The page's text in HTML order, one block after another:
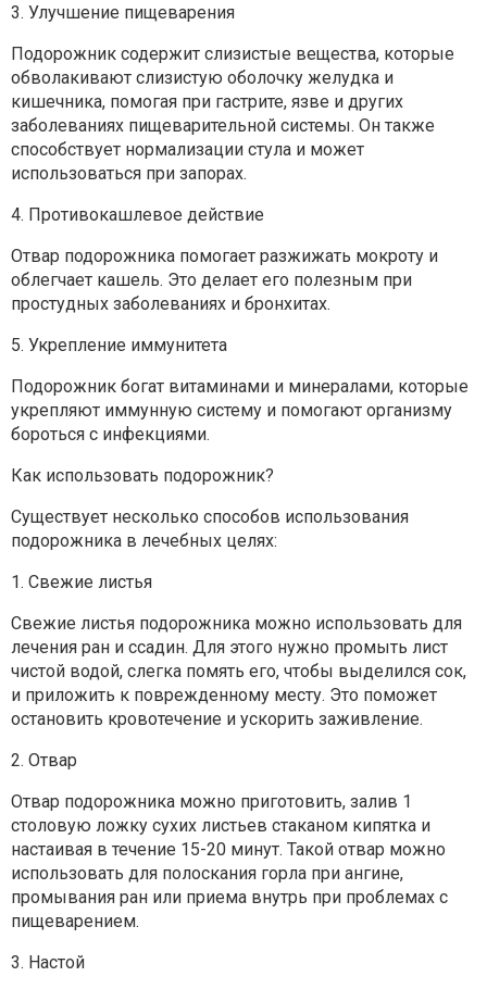
3. Улучшение пищеварения
Подорожник содержит слизистые вещества, которые
обволакивают слизистую оболочку желудка и
кишечника, помогая при гастрите, язве и других
заболеваниях пищеварительной системы. Он также
способствует нормализации стула и может
использоваться при запорах.
4. Противокашлевое действие
Отвар подорожника помогает разжижать мокроту и
облегчает кашель. Это делает его полезным при
простудных заболеваниях и бронхитах.
5. Укрепление иммунитета
Подорожник богат витаминами и минералами, которые
укрепляют иммунную систему и помогают организму
бороться с инфекциями.
Как использовать подорожник?
Существует несколько способов использования
подорожника в лечебных целях:
1. Свежие листья
Свежие листья подорожника можно использовать для
лечения ран и ссадин. Для этого нужно промыть лист
чистой водой, слегка помять его, чтобы выделился сок,
и приложить к поврежденному месту. Это поможет
остановить кровотечение и ускорить заживление.
2. Отвар
Отвар подорожника можно приготовить, залив 1
столовую ложку сухих листьев стаканом кипятка и
настаивая в течение 15-20 минут. Такой отвар можно
использовать для полоскания горла при ангине,
промывания ран или приема внутрь при проблемах с
пищеварением.
3. Настой